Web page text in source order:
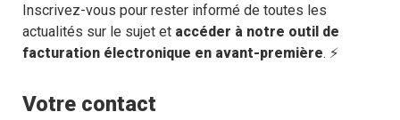
Inscrivez-vous pour rester informé de toutes les
actualités sur le sujet et accéder à notre outil de
facturation électronique en avant-première. ⚡️
Votre contact